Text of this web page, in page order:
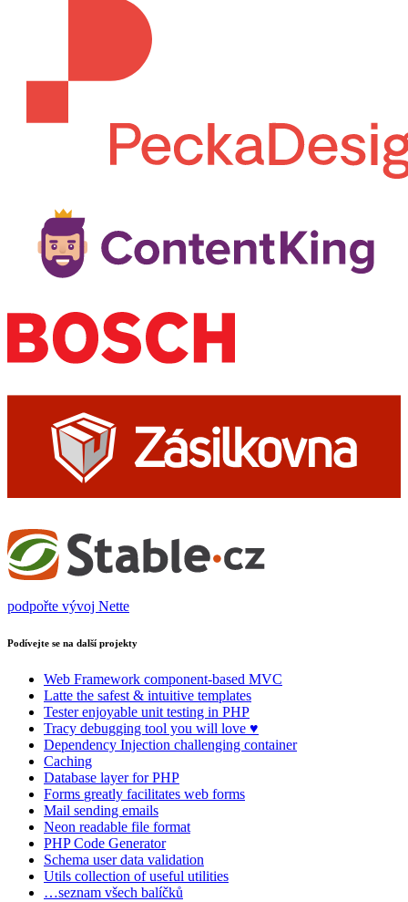
podpořte vývoj Nette
Podívejte se na další projekty
Web Framework component-based MVC
Latte the safest & intuitive templates
Testerenjoyable unit testing in PHP
Tracy debugging tool you will love ♥
Dependency Injection challenging container
Caching
Database layer for PHP
Forms greatly facilitates web forms
Mail sending emails
Neon readable file format
PHP Code Generator
Schema user data validation
Utils collection of useful utilities
…seznam všech balíčků